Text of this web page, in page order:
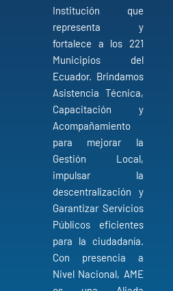
Institución que
representa y
fortalece a los 221
Municipios del
Ecuador. Brindamos
Asistencia Técnica,
Capacitación y
Acompañamiento
para mejorar la
Gestión Local,
impulsar la
descentralización y
Garantizar Servicios
Públicos eficientes
para la ciudadanía.
Con presencia a
Nivel Nacional, AME